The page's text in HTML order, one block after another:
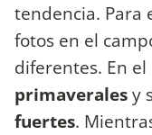
tendencia. Para
fotos en el
diferentes. En
primaveralesy
fuertes.